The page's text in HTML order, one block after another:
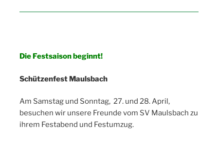
Die Festsaison beginnt!
Schützenfest Maulsbach
Am Samstag und Sonntag, 27. und 28. April,
besuchen wir unsere Freunde vom SV Maulsbach zu
ihrem Festabend und Festumzug.